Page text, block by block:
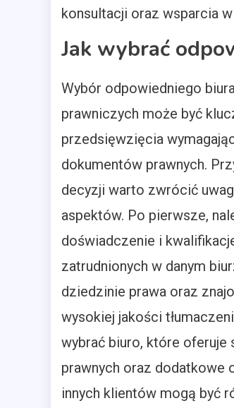
konsultacji oraz wsparcia
Jak wybrać
Wybór odpowiedniego
prawniczych może być
przedsięwzięcia
dokumentów prawnych.
decyzji warto zwrócić
aspektów. Po pierwsze,
doświadczenie i
zatrudnionych w danym
dziedzinie prawa oraz
wysokiej jakości
wybrać biuro, które oferuje
prawnych oraz dodatkowe
innych klientów mogą być